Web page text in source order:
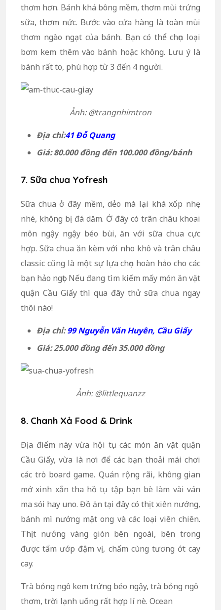
thơm hơn. Bánh khá bông mềm, thơm mùi trứng
sữa, thơm nức. Bước vào cửa hàng là toàn mùi
thơm ngào ngạt của bánh. Bạn có thể chọn loại
bơm kem thêm vào bánh hoặc không. Lưu ý là
bánh rất to, phù hợp từ 3 đến 4 người.
Ảnh: @trangnhimtron
Địa chỉ:41 Đỗ Quang
Giá: 80.000 đồng đến 100.000 đồng/bánh
7. Sữa chua Yofresh
Sữa chua ở đây mềm, dẻo mà lại khá xốp nhẹ
nhé, không bị đá dăm. Ở đây có trân châu khoai
môn ngậy ngậy béo bùi, ăn với sữa chua cực
hợp. Sữa chua ăn kèm với nho khô và trân châu
classic cũng là một sự lựa chọn hoàn hảo cho các
bạn hảo ngọt. Nếu đang tìm kiếm mấy món ăn vặt
quận Cầu Giấy thì qua đây thử sữa chua ngay
thôi nào!
Địa chỉ:99 Nguyễn Văn Huyên, Cầu Giấy
Giá: 25.000 đồng đến 35.000 đồng
Ảnh: @littlequanzz
8. Chanh Xả Food & Drink
Địa điểm này vừa hội tụ các món ăn vặt quận
Cầu Giấy, vừa là nơi để các bạn thoải mái chơi
các trò board game. Quán rộng rãi, không gian
mở xinh xắn tha hồ tụ tập bạn bè làm vài ván
ma sói hay uno. Đồ ăn tại đây có thịt xiên nướng,
bánh mì nướng mật ong và các loại viên chiên.
Thịt nướng vàng giòn bên ngoài, bên trong
được tẩm ướp đậm vị, chấm cùng tương ớt cay
cay.
Trà bỏng ngô kem trứng béo ngậy, trà bỏng ngô
thơm, trời lạnh uống rất hợp lí nè. Ocean